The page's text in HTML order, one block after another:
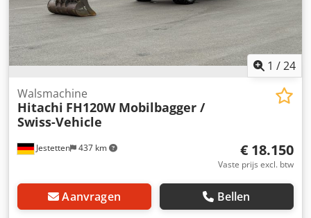
1 /24
Jestetten 437 km
Walsmachine
Hitachi FH120W Mobilbagger /
Swiss-Vehicle
€ 18.150
Vaste prijs excl. btw
Aanvragen Bellen